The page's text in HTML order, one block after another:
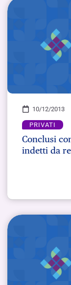
10/12/2013
PRIVATI
Conclusi
indetti da